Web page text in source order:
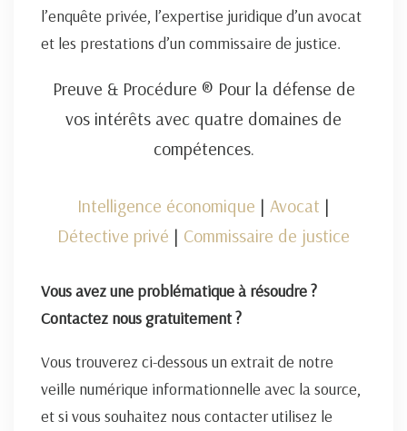
l’enquête privée, l’expertise juridique d’un avocat
et les prestations d’un commissaire de justice.
Preuve & Procédure ® Pour la défense de
vos intérêts avec quatre domaines de
compétences.
Intelligence économique | Avocat |
Détective privé | Commissaire de justice
Vous avez une problématique à résoudre ?
Contactez nous gratuitement ?
Vous trouverez ci-dessous un extrait de notre
veille numérique informationnelle avec la source,
et si vous souhaitez nous contacter utilisez le